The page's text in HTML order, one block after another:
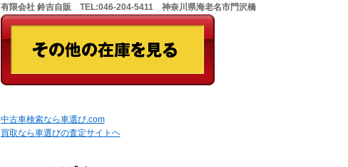
有限会社 鈴吉自販 TEL:046-204-5411 神奈川県海老名市門沢橋
中古車検索なら車選び.com
買取なら車選びの査定サイトヘ